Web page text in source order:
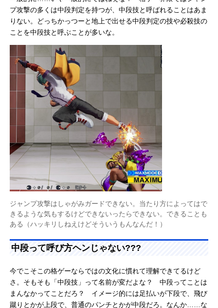
プ攻撃の多くは中段判定を持つが、中段技と呼ばれることはあま
りない。どっちかっつーと地上で出せる中段判定の技や必殺技の
ことを中段技と呼ぶことが多いな。
ジャンプ攻撃はしゃがみガードできない。当たり方によってはで
きるような気もするけどできないったらできない。できることも
ある（ハッキリしねえけどそういうもんなんだ！）
中段って呼び方ヘンじゃない???
今でこそこの格ゲーならではの文化に慣れて理解できてるけど
さ。そもそも「中段技」って名前が変だよな？ 中段ってことは
まんなかってことだろ？ イメージ的には足払いが下段で、飛び
蹴りとかが上段で、普通のパンチとかが中段だろ。なんか……な